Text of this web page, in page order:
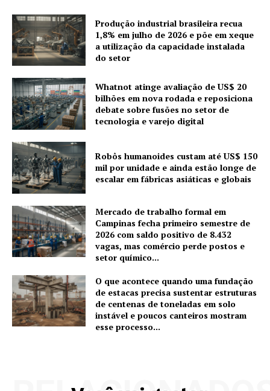
Produção industrial brasileira recua
1,8% em julho de 2026 e põe em xeque
a utilização da capacidade instalada
do setor
Whatnot atinge avaliação de US$ 20
bilhões em nova rodada e reposiciona
debate sobre fusões no setor de
tecnologia e varejo digital
Robôs humanoides custam até US$ 150
mil por unidade e ainda estão longe de
escalar em fábricas asiáticas e globais
Mercado de trabalho formal em
Campinas fecha primeiro semestre de
2026 com saldo positivo de 8.432
vagas, mas comércio perde postos e
setor químico...
O que acontece quando uma fundação
de estacas precisa sustentar estruturas
de centenas de toneladas em solo
instável e poucos canteiros mostram
esse processo...